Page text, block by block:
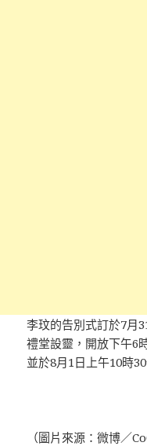
李玟的告別式訂於7月
禮堂設靈，開放下午6
並於8月1日上午10時
（圖片來源：微博／